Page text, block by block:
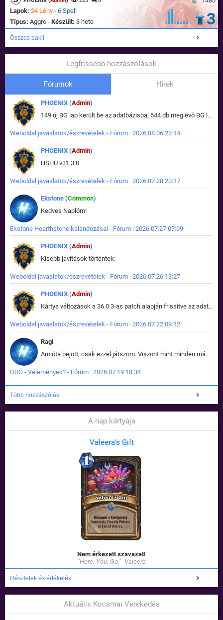
Lapok: 24 Lény - 6 Spell
Típus: Aggro - Készült: 3 hete 3
Összes pakli
Legfrissebb hozzászólások
Fórumok Hirek
PHOENIX (Admin)
149 új BG lap került be az adatbázisba, 644 db meglévő BG lap módosult, bekerültek az új képek a megváltozott lapokhoz is.
Weboldal javaslatok/észrevételek - Fórum · 2026.08.06 22:14
PHOENIX (Admin)
HSHU v31.3.0
Weboldal javaslatok/észrevételek - Fórum · 2026.07.28 20:17
Ekstone (Common)
Kedves Naplóm!
Ekstone Hearthstone kalandozásai - Fórum · 2026.07.27 07:09
PHOENIX (Admin)
Kisebb javítások történtek:
Weboldal javaslatok/észrevételek - Fórum · 2026.07.26 13:27
PHOENIX (Admin)
Kártya változások a 36.0.3-as patch alapján frissítve az adatbázisban (képek is cserélve).
Weboldal javaslatok/észrevételek - Fórum · 2026.07.22 09:12
Ragi
Amióta bejött, csak ezzel játszom. Viszont mint minden más - akár az alapjáték is, ez is baromira összetett lett. Néha már pár kör után is esélytelen az egész. Vagy irreállisan túltápol valaki, vagy lelép a partner, vagy csak hülye mint a segg. És amikor eljönne az én időm, na akkor jön el mindenki másé is. Engem jobban érdekelne, hogy ki milyen ratingen szokott játszani. Na ez lenne egy érdekes adat.
DUÓ - Vélemények? - Fórum · 2026.07.19 18:34
Több hozzászólás
A nap kártyája
Valeera's Gift
Nem érkezett szavazat!
"Here. You. Go." -Valeera
Részletek és értékelés
Aktuális Kocsmai Verekedés